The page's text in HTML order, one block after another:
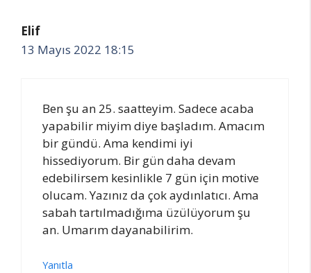
Elif
13 Mayıs 2022 18:15
Ben şu an 25. saatteyim. Sadece acaba
yapabilir miyim diye başladım. Amacım
bir gündü. Ama kendimi iyi
hissediyorum. Bir gün daha devam
edebilirsem kesinlikle 7 gün için motive
olucam. Yazınız da çok aydınlatıcı. Ama
sabah tartılmadığıma üzülüyorum şu
an. Umarım dayanabilirim.
Yanıtla